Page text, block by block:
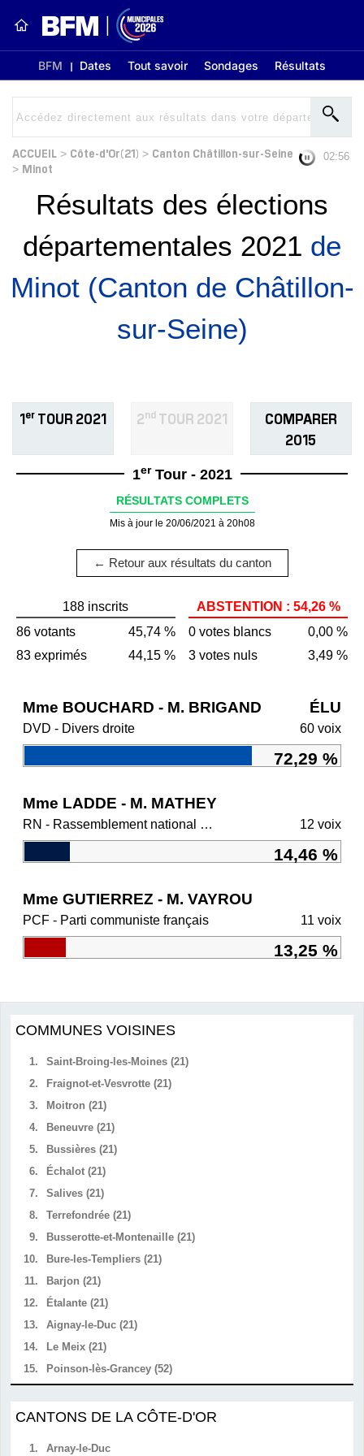
BFM Dates Tout savoir Sondages Résultats
ACCUEIL > Côte-d'Or(21) > Canton Châtillon-sur-Seine
> Minot
02:56
Résultats des élections
départementales 2021 de
Minot (Canton de Châtillon-
sur-Seine)
1er TOUR 2021 2ndTOUR 2021
COMPARER
2015
1erTour - 2021
RÉSULTATS COMPLETS
Mis à jour le 20/06/2021 à 20h08
← Retour aux résultats du canton
188 inscrits
86 votants
45,74 %
83 exprimés
44,15 %
ABSTENTION : 54,26 %
0 votes blancs
0,00 %
3 votes nuls
3,49 %
Mme BOUCHARD - M. BRIGAND ÉLU
DVD - Divers droite 60 voix
72,29 %
Mme LADDE - M. MATHEY
RN - Rassemblement national et ses alliés 12 voix
14,46 %
Mme GUTIERREZ - M. VAYROU
PCF - Parti communiste français 11 voix
13,25 %
COMMUNES VOISINES
1.
Saint-Broing-les-Moines (21)
2.
Fraignot-et-Vesvrotte (21)
3.
Moitron (21)
4.
Beneuvre (21)
5.
Bussières (21)
6.
Échalot (21)
7.
Salives (21)
8.
Terrefondrée (21)
9.
Busserotte-et-Montenaille (21)
10.
Bure-les-Templiers (21)
11.
Barjon (21)
12.
Étalante (21)
13.
Aignay-le-Duc (21)
14.
Le Meix (21)
15.
Poinson-lès-Grancey (52)
CANTONS DE LA CÔTE-D'OR
1. Arnay-le-Duc